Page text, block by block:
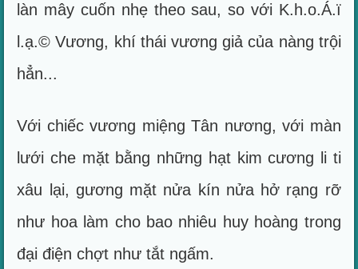
làn mây cuốn nhẹ theo sau, so với K.h.o.Á.ï
l.ạ.© Vương, khí thái vương giả của nàng trội
hẳn...
Với chiếc vương miệng Tân nương, với màn
lưới che mặt bằng những hạt kim cương li ti
xâu lại, gương mặt nửa kín nửa hở rạng rỡ
như hoa làm cho bao nhiêu huy hoàng trong
đại điện chợt như tắt ngấm.